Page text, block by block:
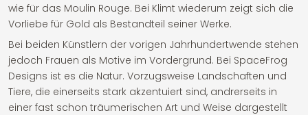
wie für das Moulin Rouge. Bei Klimt wiederum zeigt sich die
Vorliebe für Gold als Bestandteil seiner Werke.
Bei beiden Künstlern der vorigen Jahrhundertwende stehen
jedoch Frauen als Motive im Vordergrund. Bei SpaceFrog
Designs ist es die Natur. Vorzugsweise Landschaften und
Tiere, die einerseits stark akzentuiert sind, andrerseits in
einer fast schon träumerischen Art und Weise dargestellt